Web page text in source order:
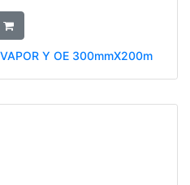
Y OE 300mmX200m